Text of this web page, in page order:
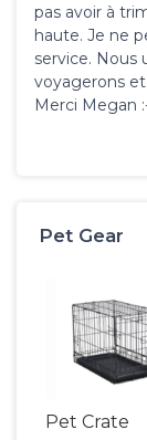
pas avoir à
haute. Je ne
service. Nous
voyagerons
Merci Megan
Pet Gear
Pet Crate